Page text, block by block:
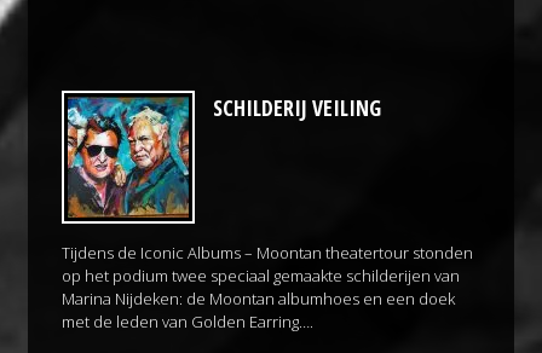
SCHILDERIJ VEILING
Tijdens de Iconic Albums – Moontan theatertour stonden
op het podium twee speciaal gemaakte schilderijen van
Marina Nijdeken: de Moontan albumhoes en een doek
met de leden van Golden Earring….